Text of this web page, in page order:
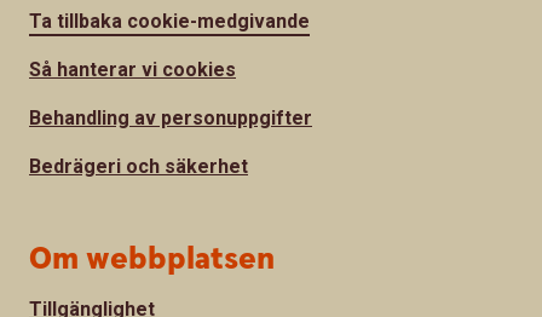
Ta tillbaka cookie-medgivande
Så hanterar vi cookies
Behandling av personuppgifter
Bedrägeri och säkerhet
Om webbplatsen
Tillgänglighet